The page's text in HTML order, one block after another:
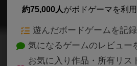
オールイン：
All In: Predictions
約75,000人がボドゲーマを利用
遊んだボードゲームを記
気になるゲームのレビュー
お気に入り作品・所有リス